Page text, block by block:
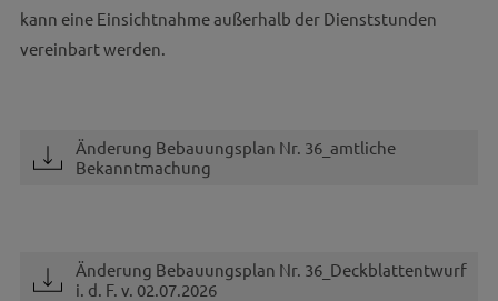
kann eine Einsichtnahme außerhalb der Dienststunden
vereinbart werden.
Änderung Bebauungsplan Nr. 36_amtliche
Bekanntmachung
Änderung Bebauungsplan Nr. 36_Deckblattentwurf
i. d. F. v. 02.07.2026